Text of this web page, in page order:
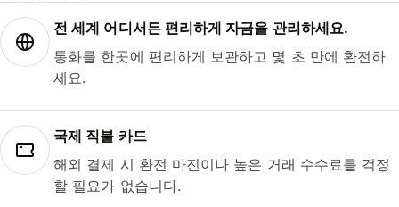
전 세계 어디서든 편리하게 자금을 관리하세요.
통화를 한곳에 편리하게 보관하고 몇 초 만에 환전하
세요.
국제 직불 카드
해외 결제 시 환전 마진이나 높은 거래 수수료를 걱정
할 필요가 없습니다.